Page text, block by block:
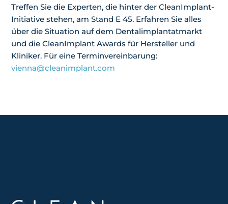
Treffen Sie die Experten, die hinter der CleanImplant-
Initiative stehen, am Stand E 45. Erfahren Sie alles
über die Situation auf dem Dentalimplantatmarkt
und die CleanImplant Awards für Hersteller und
Kliniker. Für eine Terminvereinbarung:
vienna@cleanimplant.com